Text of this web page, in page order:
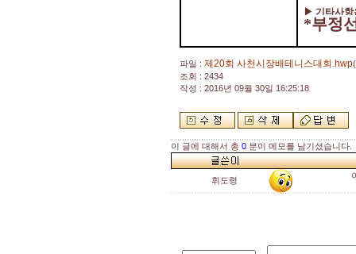
▶ 기타사항
*부정
파일 : 제20회 사천시장배테니스대회.hwp
조회 : 2434
작성 : 2016년 09월 30일 16:25:18
이 글에 대해서 총 0 분이 메모를 남기셨습니다.
휘도령